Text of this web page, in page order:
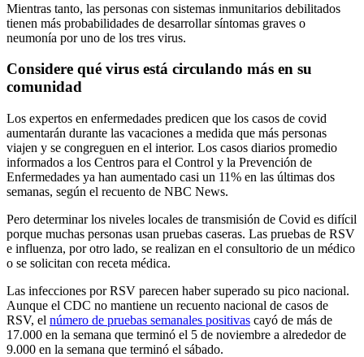
Mientras tanto, las personas con sistemas inmunitarios debilitados
tienen más probabilidades de desarrollar síntomas graves o
neumonía por uno de los tres virus.
Considere qué virus está circulando más en su
comunidad
Los expertos en enfermedades predicen que los casos de covid
aumentarán durante las vacaciones a medida que más personas
viajen y se congreguen en el interior. Los casos diarios promedio
informados a los Centros para el Control y la Prevención de
Enfermedades ya han aumentado casi un 11% en las últimas dos
semanas, según el recuento de NBC News.
Pero determinar los niveles locales de transmisión de Covid es difícil
porque muchas personas usan pruebas caseras. Las pruebas de RSV
e influenza, por otro lado, se realizan en el consultorio de un médico
o se solicitan con receta médica.
Las infecciones por RSV parecen haber superado su pico nacional.
Aunque el CDC no mantiene un recuento nacional de casos de
RSV, el número de pruebas semanales positivas cayó de más de
17.000 en la semana que terminó el 5 de noviembre a alrededor de
9.000 en la semana que terminó el sábado.